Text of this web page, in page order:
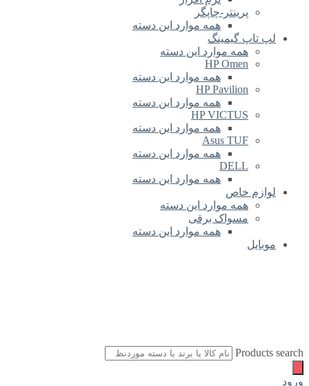
پرینتر-چاپگر
همه موارد این دسته
لپ تاپ گیمینگ
همه موارد این دسته
HP Omen
همه موارد این دسته
HP Pavilion
همه موارد این دسته
HP VICTUS
همه موارد این دسته
Asus TUF
همه موارد این دسته
DELL
همه موارد این دسته
لوازم خاص
همه موارد این دسته
مسواک برقی
همه موارد این دسته
موبایل
Products search
ورود